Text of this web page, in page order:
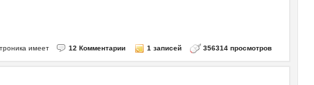
имеет 12 Комментарии 1 записей 356314 просмотров